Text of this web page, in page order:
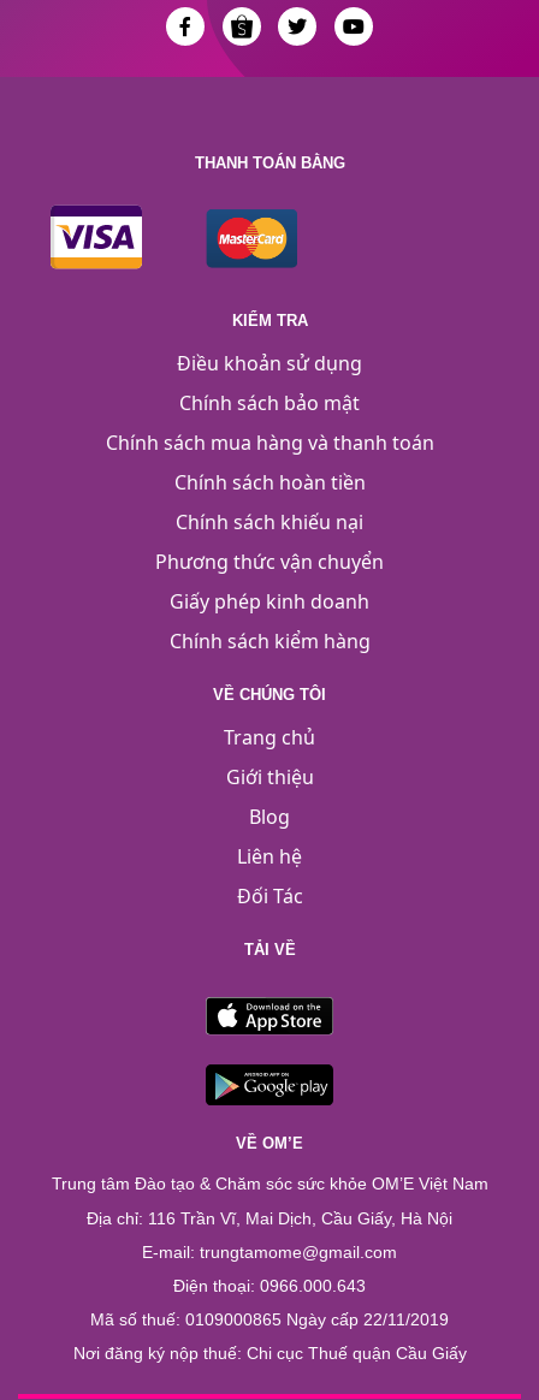
THANH TOÁN BẰNG
KIỂM TRA
Điều khoản sử dụng
Chính sách bảo mật
Chính sách mua hàng và thanh toán
Chính sách hoàn tiền
Chính sách khiếu nại
Phương thức vận chuyển
Giấy phép kinh doanh
Chính sách kiểm hàng
VỀ CHÚNG TÔI
Trang chủ
Giới thiệu
Blog
Liên hệ
Đối Tác
TẢI VỀ
VỀ OM’E
Trung tâm Đào tạo & Chăm sóc sức khỏe OM’E Việt Nam
Địa chỉ: 116 Trần Vĩ, Mai Dịch, Cầu Giấy, Hà Nội
E-mail: trungtamome@gmail.com
Điện thoại: 0966.000.643
Mã số thuế: 0109000865 Ngày cấp 22/11/2019
Nơi đăng ký nộp thuế: Chi cục Thuế quận Cầu Giấy